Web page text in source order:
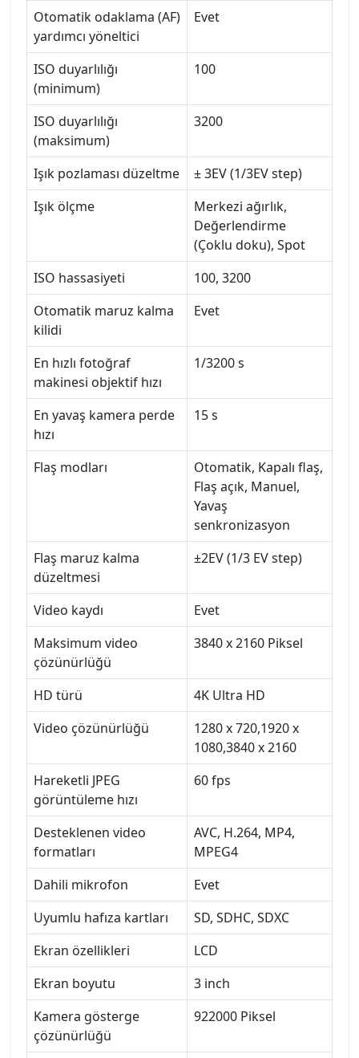
Otomatik odaklama (AF)
yardımcı yöneltici
Evet
ISO duyarlılığı
(minimum)
100
ISO duyarlılığı
(maksimum)
3200
Işık pozlaması düzeltme
± 3EV (1/3EV step)
Işık ölçme
Merkezi ağırlık,
Değerlendirme
(Çoklu doku), Spot
ISO hassasiyeti
100, 3200
Otomatik maruz kalma
kilidi
Evet
En hızlı fotoğraf
makinesi objektif hızı
1/3200 s
En yavaş kamera perde
hızı
15 s
Flaş modları
Otomatik, Kapalı flaş,
Flaş açık, Manuel,
Yavaş
senkronizasyon
Flaş maruz kalma
düzeltmesi
±2EV (1/3 EV step)
Video kaydı
Evet
Maksimum video
çözünürlüğü
3840 x 2160 Piksel
HD türü
4K Ultra HD
Video çözünürlüğü
1280 x 720,1920 x
1080,3840 x 2160
Hareketli JPEG
görüntüleme hızı
60 fps
Desteklenen video
formatları
AVC, H.264, MP4,
MPEG4
Dahili mikrofon
Evet
Uyumlu hafıza kartları
SD, SDHC, SDXC
Ekran özellikleri
LCD
Ekran boyutu
3 inch
Kamera gösterge
çözünürlüğü
922000 Piksel